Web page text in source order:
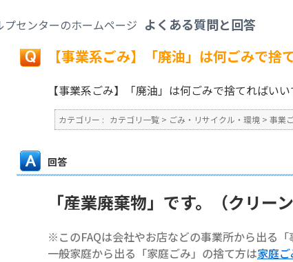
よくある質問と回答
戻る
【事業系ごみ】「廃油」は何ごみで捨
【事業系ごみ】「廃油」は何ごみで捨てればいい
カテゴリー : カテゴリ一覧 > ごみ・リサイクル・環境 > 事業
回答
「産業廃棄物」です。（クリー
※このFAQは会社やお店などの事業所から出る「
一般家庭から出る「家庭ごみ」の捨て方は家庭